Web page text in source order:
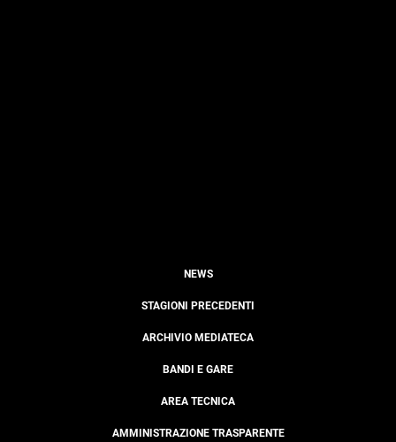
NEWS
STAGIONI PRECEDENTI
ARCHIVIO MEDIATECA
BANDI E GARE
AREA TECNICA
AMMINISTRAZIONE TRASPARENTE